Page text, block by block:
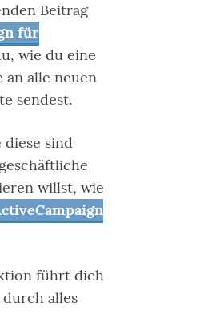
Beitrag
für
wie du eine
an alle neuen
sendest.
sind
willst, wie
führt dich
alles